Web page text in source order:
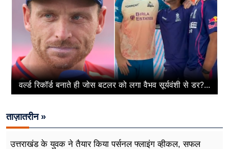
वर्ल्ड रिकॉर्ड बनाते ही जोस बटलर को लगा वैभव सूर्यवंशी से डर?...
ताज़ातरीन »
उत्तराखंड के युवक ने तैयार किया पर्सनल फ्लाइंग व्हीकल, सफल